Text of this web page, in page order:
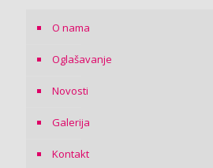
O nama
Oglašavanje
Novosti
Galerija
Kontakt